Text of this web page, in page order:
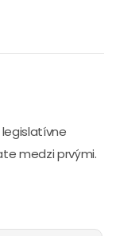
medzi prvými.